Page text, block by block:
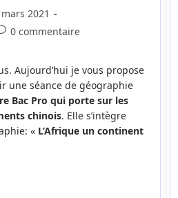
:
2021
:
0 commentaire
Aujourd’hui je vous propose
une séance de géographie
Bac Pro qui porte sur les
chinois. Elle s’intègre
« L’Afrique un continent